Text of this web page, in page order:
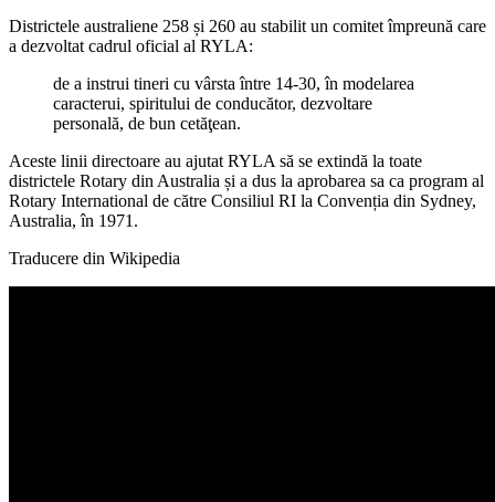
Districtele australiene 258 și 260 au stabilit un comitet împreună care
a dezvoltat cadrul oficial al RYLA:
de a instrui tineri cu vârsta între 14-30, în modelarea
caracterui, spiritului de conducător, dezvoltare
personală, de bun cetăţean.
Aceste linii directoare au ajutat RYLA să se extindă la toate
districtele Rotary din Australia și a dus la aprobarea sa ca program al
Rotary International de către Consiliul RI la Convenția din Sydney,
Australia, în 1971.
Traducere din Wikipedia